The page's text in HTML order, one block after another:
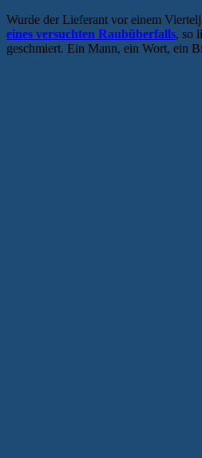
Wurde der Lieferant vor einem
eines versuchten Raubüberfalls, so
geschmiert. Ein Mann, ein Wort, ein